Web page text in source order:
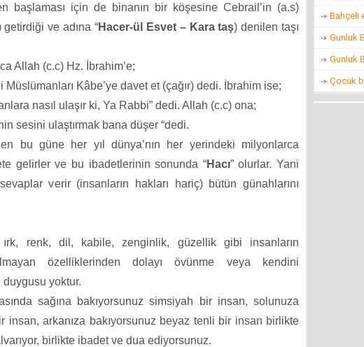
başlaması için de binanın bir köşesine Cebrail’in (a.s)
ve adına “Hacer-ül Esvet – Kara taş) denilen taşı
Allah (c.c) Hz. İbrahim’e;
Müslümanları Kâbe’ye davet et (çağır) dedi. İbrahim ise;
nasıl ulaşır ki, Ya Rabbi” dedi. Allah (c.c) ona;
sesini ulaştırmak bana düşer “dedi.
bu güne her yıl dünya’nın her yerindeki milyonlarca
gelirler ve bu ibadetlerinin sonunda “Hacı” olurlar. Yani
verir (insanların hakları hariç) bütün günahlarını
ırk, renk, dil, kabile, zenginlik, güzellik gibi insanların
özelliklerinden dolayı övünme veya kendini
yoktur.
sağına bakıyorsunuz simsiyah bir insan, solunuza
insan, arkanıza bakıyorsunuz beyaz tenli bir insan birlikte
birlikte ibadet ve dua ediyorsunuz.
Bahçeli
Gunluk
Gunluk
Çocuk